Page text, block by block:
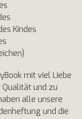
Kindes
mit viel Liebe
und zu
alle unsere
und die